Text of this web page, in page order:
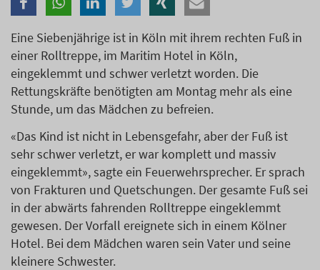
Eine Siebenjährige ist in Köln mit ihrem rechten Fuß in
einer Rolltreppe, im Maritim Hotel in Köln,
eingeklemmt und schwer verletzt worden. Die
Rettungskräfte benötigten am Montag mehr als eine
Stunde, um das Mädchen zu befreien.
«Das Kind ist nicht in Lebensgefahr, aber der Fuß ist
sehr schwer verletzt, er war komplett und massiv
eingeklemmt», sagte ein Feuerwehrsprecher. Er sprach
von Frakturen und Quetschungen. Der gesamte Fuß sei
in der abwärts fahrenden Rolltreppe eingeklemmt
gewesen. Der Vorfall ereignete sich in einem Kölner
Hotel. Bei dem Mädchen waren sein Vater und seine
kleinere Schwester.